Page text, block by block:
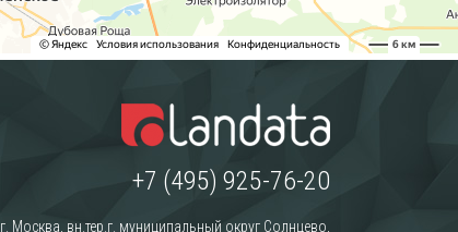
+7 (495) 925-76-20
г. Москва, вн.тер.г. муниципальный округ Солнцево,